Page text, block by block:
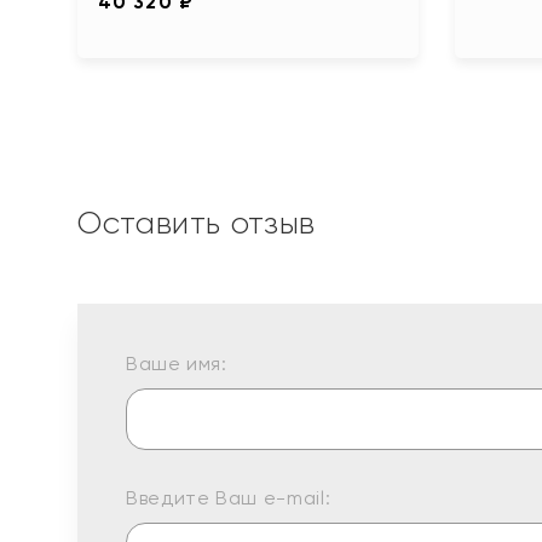
Оставить отзыв
Ваше имя:
Введите Ваш e-mail: